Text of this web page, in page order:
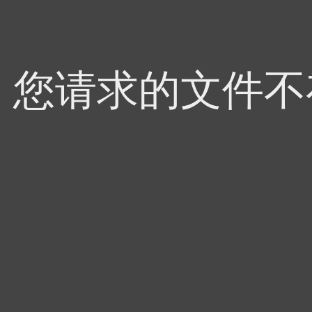
您请求的文件